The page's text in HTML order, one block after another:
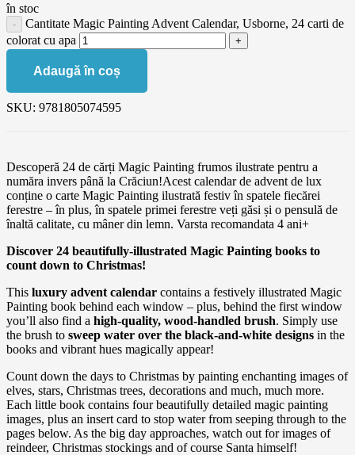
în stoc
Cantitate Magic Painting Advent Calendar, Usborne, 24 carti de
colorat cu apa
Adaugă în coș
SKU: 9781805074595
Descoperă 24 de cărți Magic Painting frumos ilustrate pentru a
număra invers până la Crăciun!Acest calendar de advent de lux
conține o carte Magic Painting ilustrată festiv în spatele fiecărei
ferestre – în plus, în spatele primei ferestre veți găsi și o pensulă de
înaltă calitate, cu mâner din lemn. Varsta recomandata 4 ani+
Discover 24 beautifully-illustrated Magic Painting books to
count down to Christmas!
This luxury advent calendar contains a festively illustrated Magic
Painting book behind each window – plus, behind the first window
you’ll also find a high-quality, wood-handled brush. Simply use
the brush to sweep water over the black-and-white designs in the
books and vibrant hues magically appear!
Count down the days to Christmas by painting enchanting images of
elves, stars, Christmas trees, decorations and much, much more.
Each little book contains four beautifully detailed magic painting
images, plus an insert card to stop water from seeping through to the
pages below. As the big day approaches, watch out for images of
reindeer, Christmas stockings and of course Santa himself!